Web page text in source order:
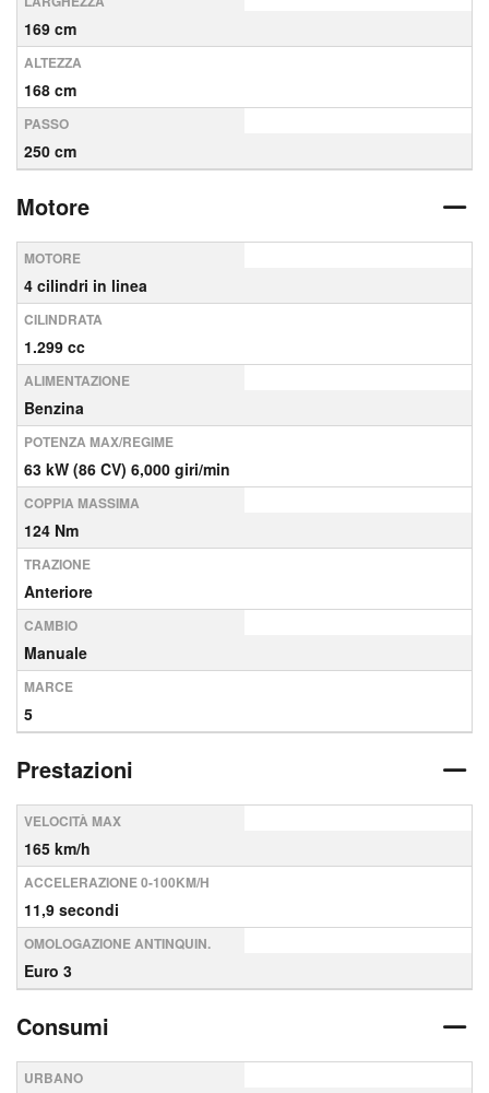
169 cm
ALTEZZA
168 cm
PASSO
250 cm
Motore
MOTORE
4 cilindri in linea
CILINDRATA
1.299 cc
ALIMENTAZIONE
Benzina
POTENZA MAX/REGIME
63 kW (86 CV) 6,000 giri/min
COPPIA MASSIMA
124 Nm
TRAZIONE
Anteriore
CAMBIO
Manuale
MARCE
5
Prestazioni
VELOCITÀ MAX
165 km/h
ACCELERAZIONE 0-100KM/H
11,9 secondi
OMOLOGAZIONE ANTINQUIN.
Euro 3
Consumi
URBANO